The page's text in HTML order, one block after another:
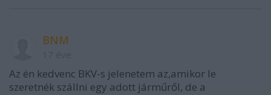
BNM
Az én kedvenc BKV-s jelenetem az,amikor le
szeretnék szállni egy adott járműről, de a